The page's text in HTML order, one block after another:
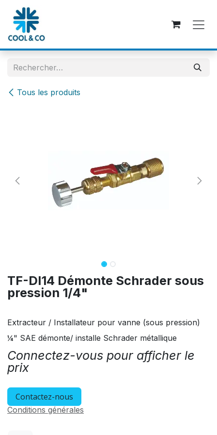
Se rendre au contenu
Tous les produits
TF-DI14 Démonte Schrader sous
pression 1/4"
Extracteur / Installateur pour vanne (sous pression)
¼" SAE démonte/ installe Schrader métallique
Connectez-vous pour afficher le
prix
Contactez-nous
Conditions générales